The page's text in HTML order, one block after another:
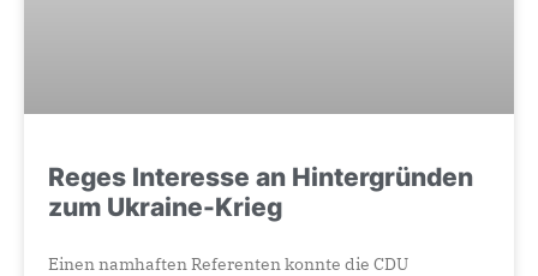
Reges Interesse an Hintergründen
zum Ukraine-Krieg
Einen namhaften Referenten konnte die CDU